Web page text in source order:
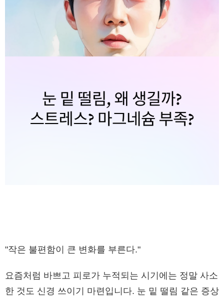
"작은 불편함이 큰 변화를 부른다."
요즘처럼 바쁘고 피로가 누적되는 시기에는 정말 사소
한 것도 신경 쓰이기 마련입니다. 눈 밑 떨림 같은 증상